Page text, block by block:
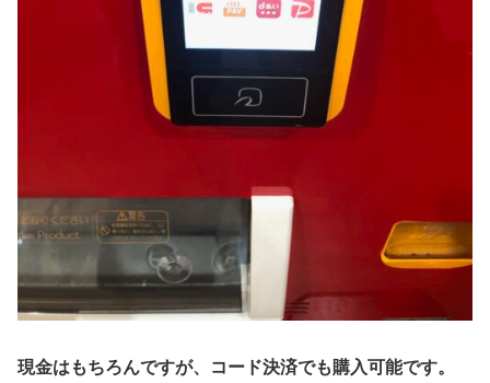
現金はもちろんですが、 コード決済でも購入可能です。